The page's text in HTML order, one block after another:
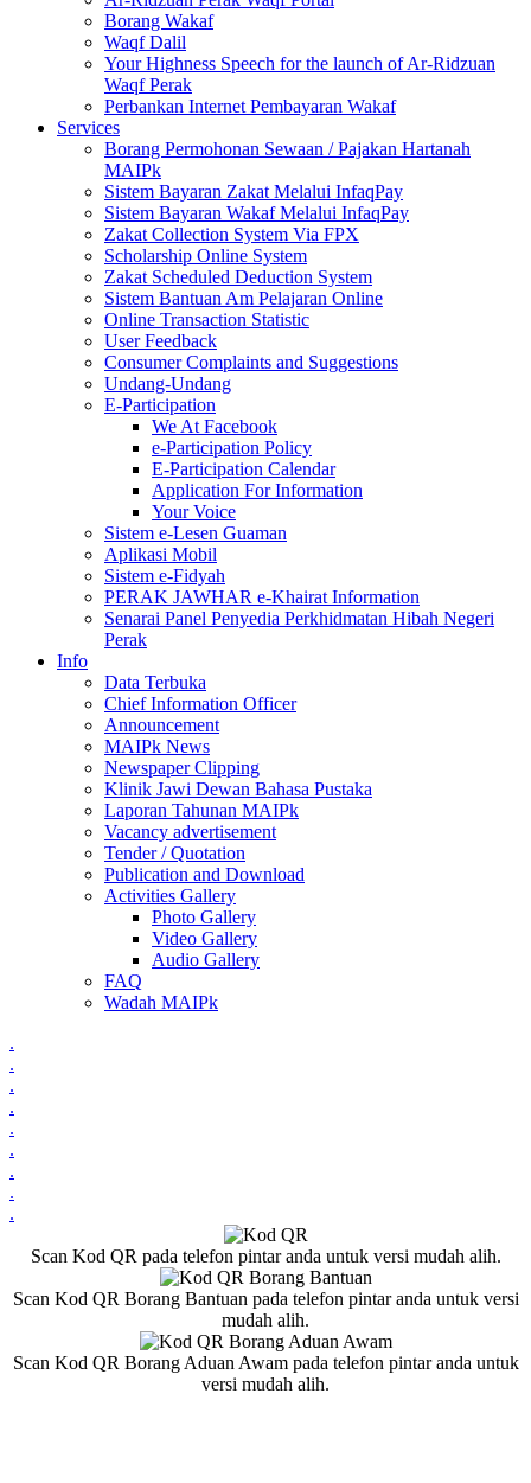
Borang Wakaf
Waqf Dalil
Your Highness Speech for the launch of Ar-Ridzuan
Waqf Perak
Perbankan Internet Pembayaran Wakaf
Services
Borang Permohonan Sewaan / Pajakan Hartanah
MAIPk
Sistem Bayaran Zakat Melalui InfaqPay
Sistem Bayaran Wakaf Melalui InfaqPay
Zakat Collection System Via FPX
Scholarship Online System
Zakat Scheduled Deduction System
Sistem Bantuan Am Pelajaran Online
Online Transaction Statistic
User Feedback
Consumer Complaints and Suggestions
Undang-Undang
E-Participation
We At Facebook
e-Participation Policy
E-Participation Calendar
Application For Information
Your Voice
Sistem e-Lesen Guaman
Aplikasi Mobil
Sistem e-Fidyah
PERAK JAWHAR e-Khairat Information
Senarai Panel Penyedia Perkhidmatan Hibah Negeri
Perak
Info
Data Terbuka
Chief Information Officer
Announcement
MAIPk News
Newspaper Clipping
Klinik Jawi Dewan Bahasa Pustaka
Laporan Tahunan MAIPk
Vacancy advertisement
Tender / Quotation
Publication and Download
Activities Gallery
Photo Gallery
Video Gallery
Audio Gallery
FAQ
Wadah MAIPk
.
.
.
.
.
.
.
.
.
Scan Kod QR pada telefon pintar anda untuk versi mudah alih.
Scan Kod QR Borang Bantuan pada telefon pintar anda untuk versi
mudah alih.
Scan Kod QR Borang Aduan Awam pada telefon pintar anda untuk
versi mudah alih.